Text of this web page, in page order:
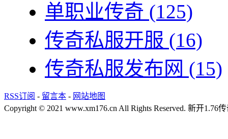
单职业传奇 (125)
传奇私服开服 (16)
传奇私服发布网 (15)
RSS订阅 - 留言本 - 网站地图
Copyright © 2021 www.xm176.cn All Rights Reserved. 新开1.76